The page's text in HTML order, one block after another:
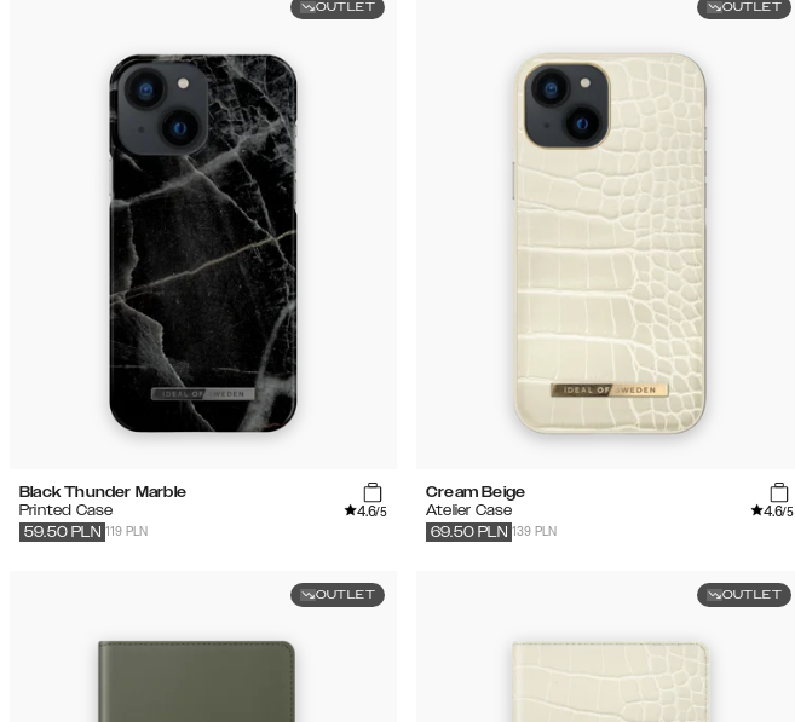
OUTLET
Black Thunder Marble
Printed Case
4.6/5
119 PLN
59.50 PLN
OUTLET
Cream Beige
Atelier Case
4.6/5
139 PLN
69.50 PLN
OUTLET OUTLET